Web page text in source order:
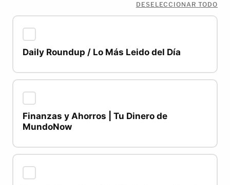
DESELECCIONAR TODO
Daily Roundup / Lo Más Leido del Día
Finanzas y Ahorros | Tu Dinero de
MundoNow